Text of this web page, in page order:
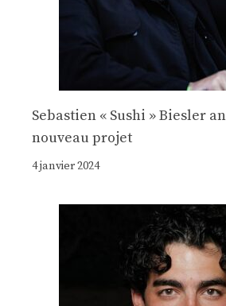
Sebastien « Sushi » Biesler
nouveau projet
4 janvier 2024